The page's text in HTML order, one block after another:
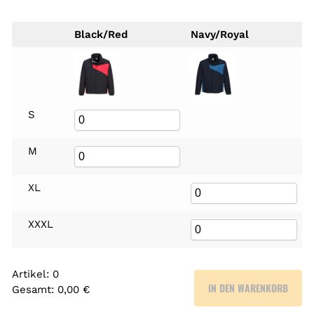
Black/Red Navy/Royal
S
M
XL
XXXL
Artikel: 0
Gesamt: 0,00 €
IN DEN WARENKORB